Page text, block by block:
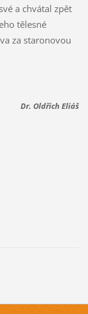
a chvátal zpět
tělesné
za staronovou
Dr. Oldřich Eliáš